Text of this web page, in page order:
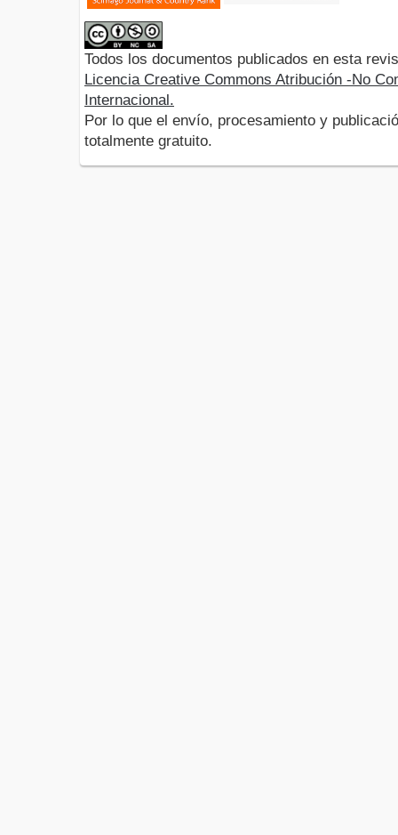
Todos los documentos publicados en esta
Licencia Creative Commons Atribución -No
Internacional.
Por lo que el envío, procesamiento y
totalmente gratuito.